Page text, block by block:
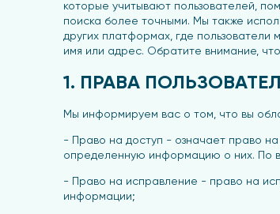
которые учитывают пользователей,
поиска более точными. Мы также
других платформах, где
имя или адрес. Обратите внимание,
1. ПРАВА
Мы информируем вас о том, что вы
- Право на доступ - означает право на
определенную информацию о них. По
- Право на исправление - право на
информации;